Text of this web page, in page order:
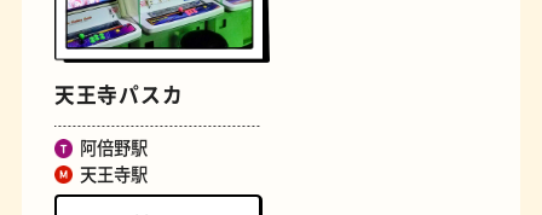
天王寺パスカ
阿倍野駅
天王寺駅